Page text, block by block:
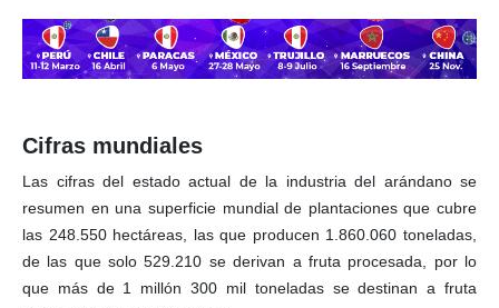
Cifras mundiales
Las cifras del estado actual de la industria del arándano se
resumen en una superficie mundial de plantaciones que cubre
las 248.550 hectáreas, las que producen 1.860.060 toneladas,
de las que solo 529.210 se derivan a fruta procesada, por lo
que más de 1 millón 300 mil toneladas se destinan a fruta